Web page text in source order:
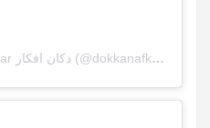
โพสต์ที่แชร์โดย Dokkan Afkar دكان افكار (@dokkanafkar)